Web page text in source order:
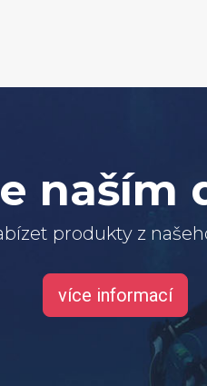
naším
produkty z
více informací